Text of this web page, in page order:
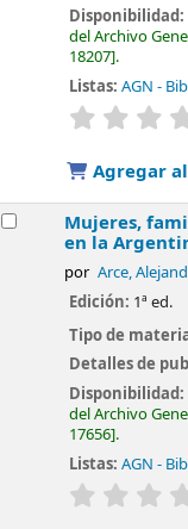
Disponibilidad:
del Archivo
18207 .
Listas: AGN -
valoración
Agregar
Mujeres,
en la
por Arce,
Edición: 1ª ed.
Tipo de
Detalles de
Disponibilidad:
del Archivo
17656 .
Listas: AGN -
valoración